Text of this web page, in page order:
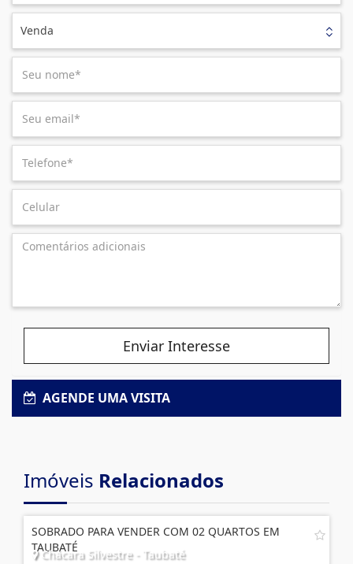
Venda
Enviar Interesse
AGENDE UMA VISITA
Imóveis Relacionados
SOBRADO PARA VENDER COM 02 QUARTOS EM
TAUBATÉ
Chácara Silvestre - Taubaté